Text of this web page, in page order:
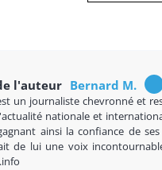
l'auteur Bernard M.
un journaliste chevronné et
nationale et
ainsi la confiance de
de lui une voix